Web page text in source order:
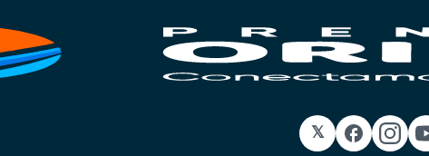
𝕏 Facebook